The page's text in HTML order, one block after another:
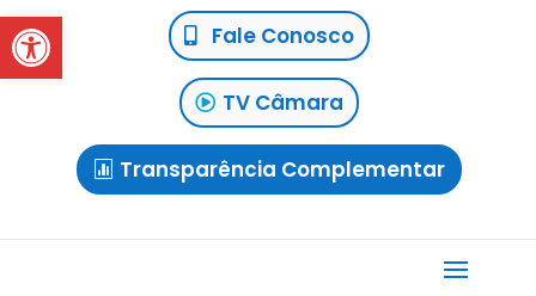
Abrir a barra de ferramentasFale Conosco
TV Câmara
Transparência Complementar